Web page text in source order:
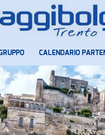
CALENDARIO